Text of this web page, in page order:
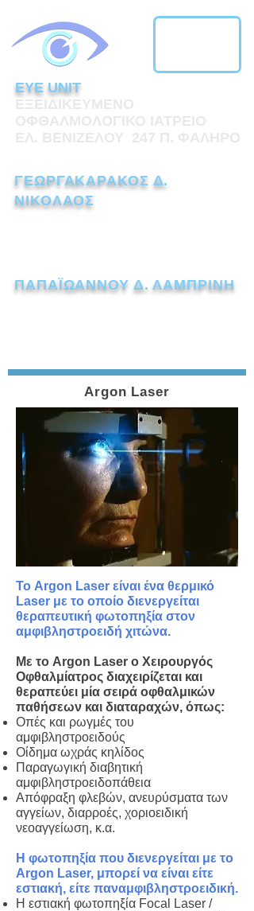
EYE UNIT
ΓΕΩΡΓΑΚΑΡΑΚΟΣ Δ.
ΝΙΚΟΛΑΟΣ
ΠΑΠΑΪΩΑΝΝΟΥ Δ. ΛΑΜΠΡΙΝΗ
Argon Laser
Το Argon Laser είναι ένα θερμικό
Laser με το οποίο διενεργείται
θεραπευτική φωτοπηξία στον
αμφιβληστροειδή χιτώνα.
Με το Argon Laser ο Χειρουργός
Οφθαλμίατρος διαχειρίζεται και
θεραπεύει μία σειρά οφθαλμικών
παθήσεων και διαταραχών, όπως:
Οπές και ρωγμές του
αμφιβληστροειδούς
Οίδημα ωχράς κηλίδος
Παραγωγική διαβητική
αμφιβληστροειδοπάθεια
Απόφραξη φλεβών, ανευρύσματα των
αγγείων, διαρροές, χοριοειδική
νεοαγγείωση, κ.α.
Η φωτοπηξία που διενεργείται με το
Argon Laser, μπορεί να είναι είτε
εστιακή, είτε παναμφιβληστροειδική.
Η εστιακή φωτοπηξία Focal Laser /